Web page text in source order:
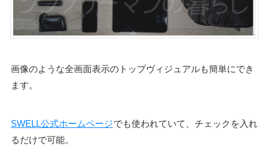
画像のような全画面表示のトップヴィジュアルも簡単にでき
ます。
SWELL公式ホームページでも使われていて、チェックを入れ
るだけで可能。